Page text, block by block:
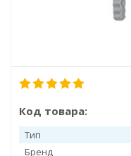
Код товара:
Тип
Бренд